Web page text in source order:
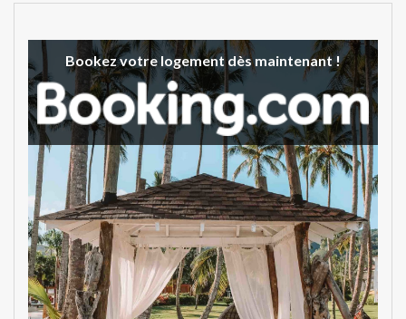
Bookez votre logement dès maintenant !